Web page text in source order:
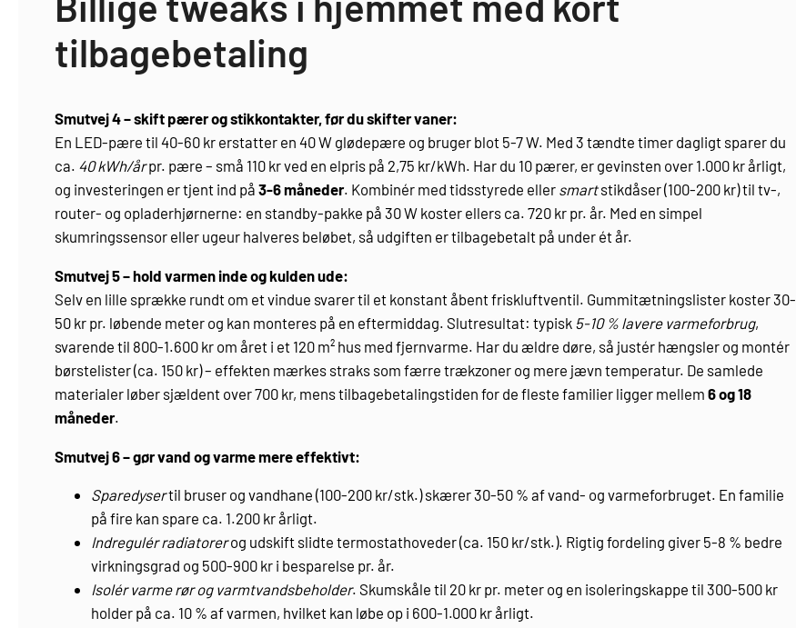
tilbagebetaling
Smutvej 4 – skift pærer og stikkontakter, før du skifter vaner:
En LED‐pære til 40-60 kr erstatter en 40 W glødepære og bruger blot 5-7 W. Med 3 tændte timer dagligt sparer du
ca. 40 kWh/årpr. pære – små 110 kr ved en elpris på 2,75 kr/kWh. Har du 10 pærer, er gevinsten over 1.000 kr årligt,
og investeringen er tjent ind på 3-6 måneder. Kombinér med tidsstyrede eller smartstikdåser (100-200 kr) til tv-,
router- og opladerhjørnerne: en standby‐pakke på 30 W kost­er ellers ca. 720 kr pr. år. Med en simpel
skumringssensor eller ugeur halveres beløbet, så udgiften er tilbagebetalt på under ét år.
Smutvej 5 – hold varmen inde og kulden ude:
Selv en lille sprække rundt om et vindue svarer til et konstant åbent friskluftventil. Gummitætningslister koster 30-
50 kr pr. løbende meter og kan monteres på en eftermiddag. Slutresultat: typisk 5-10 % lavere varmeforbrug,
svarende til 800-1.600 kr om året i et 120 m² hus med fjernvarme. Har du ældre døre, så justér hængsler og montér
børstelister (ca. 150 kr) – effekten mærkes straks som færre trækzoner og mere jævn temperatur. De samlede
materialer løber sjældent over 700 kr, mens tilbagebetalingstiden for de fleste familier ligger mellem 6 og 18
måneder.
Smutvej 6 – gør vand og varme mere effektivt:
Sparedysertil bruser og vandhane (100-200 kr/stk.) skærer 30-50 % af vand- og varmeforbruget. En familie
på fire kan spare ca. 1.200 kr årligt.
Indregulér radiatorerog udskift slidte termostathoveder (ca. 150 kr/stk.). Rigtig fordeling giver 5-8 % bedre
virkningsgrad og 500-900 kr i besparelse pr. år.
Isolér varme rør og varmtvandsbeholder. Skumskåle til 20 kr pr. meter og en isoleringskappe til 300-500 kr
holder på ca. 10 % af varmen, hvilket kan løbe op i 600-1.000 kr årligt.